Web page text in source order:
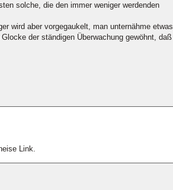
solche, die den immer weniger werdenden
wird aber vorgegaukelt, man unternähme etwas
der ständigen Überwachung gewöhnt, daß
Link.